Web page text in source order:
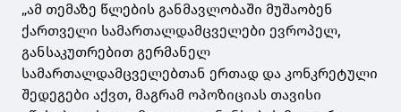
„ამ თემაზე წლების განმავლობაში მუშაობენ
ქართველი სამართალდამცველები ევროპელ,
განსაკუთრებით გერმანელ
სამართალდამცველებთან ერთად და კონკრეტული
შედეგები აქვთ, მაგრამ ოპოზიციას თავისი